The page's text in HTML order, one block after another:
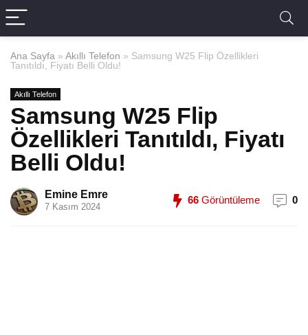
Ana Sayfa » Akıllı Telefon » Samsung W25 Flip Özellikleri
Tanıtıldı, Fiyatı Belli Oldu!
Akıllı Telefon
Samsung W25 Flip
Özellikleri Tanıtıldı, Fiyatı
Belli Oldu!
Emine Emre
7 Kasım 2024
66 Görüntüleme 0